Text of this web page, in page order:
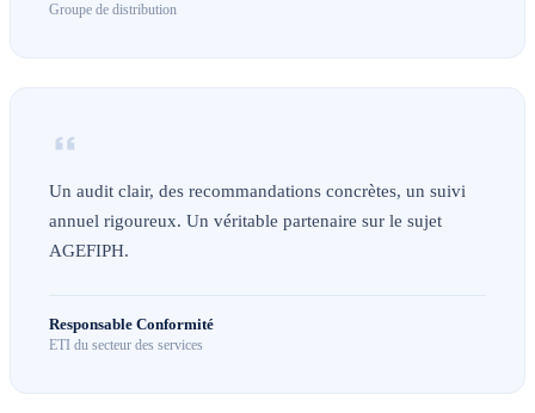
Groupe de distribution
Un audit clair, des recommandations concrètes, un suivi
annuel rigoureux. Un véritable partenaire sur le sujet
AGEFIPH.
Responsable Conformité
ETI du secteur des services